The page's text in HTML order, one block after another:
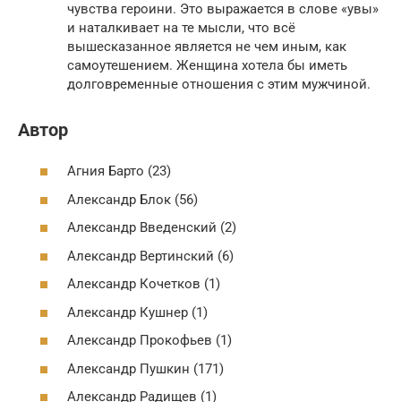
чувства героини. Это выражается в слове «увы»
и наталкивает на те мысли, что всё
вышесказанное является не чем иным, как
самоутешением. Женщина хотела бы иметь
долговременные отношения с этим мужчиной.
Автор
Агния Барто (23)
Александр Блок (56)
Александр Введенский (2)
Александр Вертинский (6)
Александр Кочетков (1)
Александр Кушнер (1)
Александр Прокофьев (1)
Александр Пушкин (171)
Александр Радищев (1)